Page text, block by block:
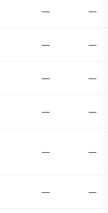
— —
— —
— —
— —
— —
— —